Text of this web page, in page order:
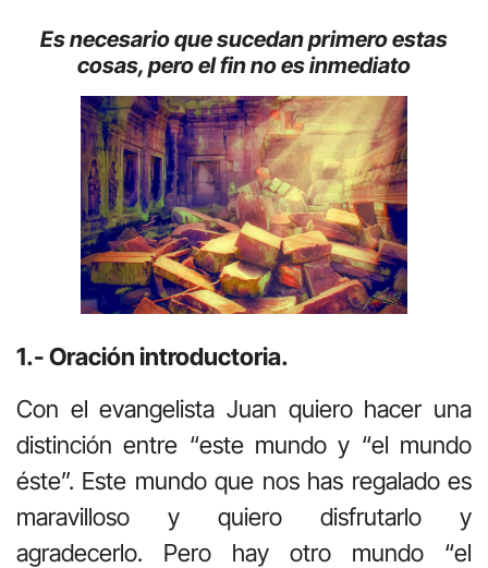
Es necesario que sucedan primero estas
cosas, pero el fin no es inmediato
1.- Oración introductoria.
Con el evangelista Juan quiero hacer una
distinción entre “este mundo y “el mundo
éste”. Este mundo que nos has regalado es
maravilloso y quiero disfrutarlo y
agradecerlo. Pero hay otro mundo “el